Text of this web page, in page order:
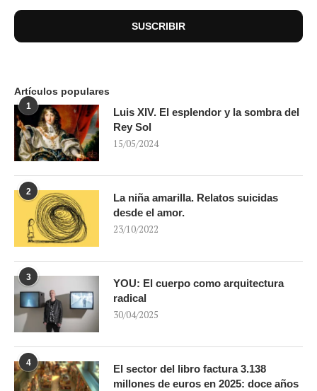
Artículos populares
1
Luis XIV. El esplendor y la sombra del
Rey Sol
15/05/2024
2
La niña amarilla. Relatos suicidas
desde el amor.
23/10/2022
3
YOU: El cuerpo como arquitectura
radical
30/04/2025
4
El sector del libro factura 3.138
millones de euros en 2025: doce años